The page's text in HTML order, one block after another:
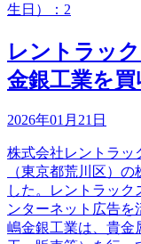
生日）：2
レントラッ
金銀工業を買
2026年01月21日
株式会社レントラッ
（東京都荒川区）
した。レントラック
ンターネット広告
嶋金銀工業は、貴金